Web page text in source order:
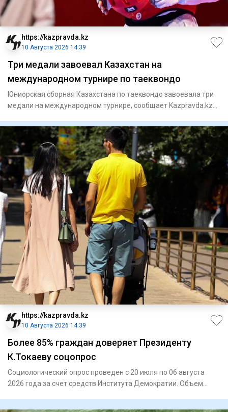
https://kazpravda.kz
10 Августа 2026 14:39
Три медали завоевал Казахстан на
международном турнире по таеквондо
Юниорская сборная Казахстана по таеквондо завоевала три
медали на международном турнире, сообщает Kazpravda.kz
https://kazpravda.kz
10 Августа 2026 14:39
Более 85% граждан доверяет Президенту
К.Токаеву соцопрос
Социологический опрос проведен с 20 июля по 06 августа
2026 года за счет средств Института Демократии. Объем